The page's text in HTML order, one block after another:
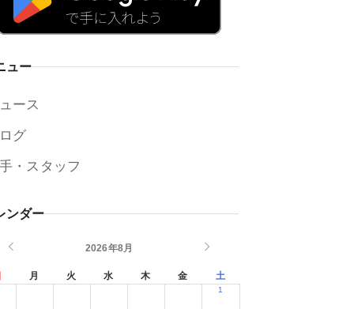
ュー
ース
グ
・スタッフ
ンダー
2026年8月
月 火 水 木 金 土
1